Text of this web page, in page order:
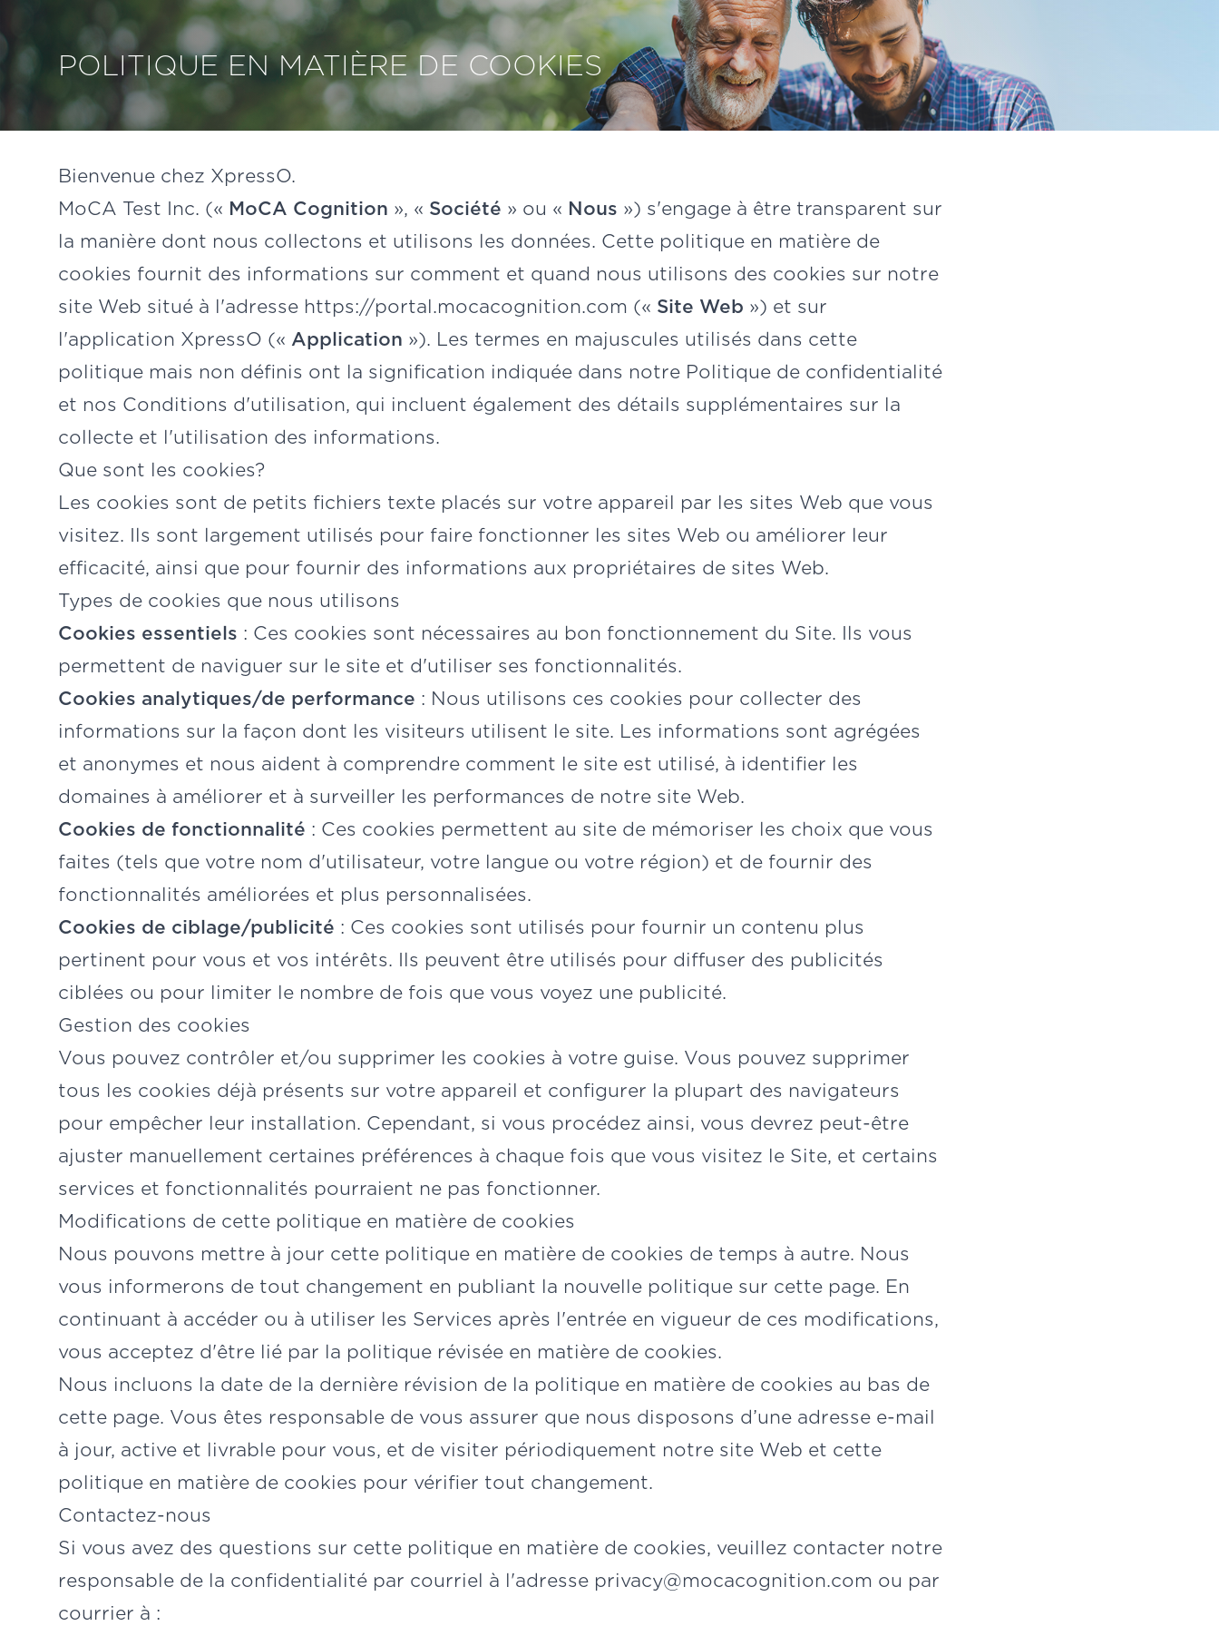
POLITIQUE EN MATIÈRE DE COOKIES
Bienvenue chez XpressO.
MoCA Test Inc. (« MoCA Cognition », « Société » ou « Nous ») s'engage à être transparent sur
la manière dont nous collectons et utilisons les données. Cette politique en matière de
cookies fournit des informations sur comment et quand nous utilisons des cookies sur notre
site Web situé à l'adresse https://portal.mocacognition.com (« Site Web ») et sur
l'application XpressO (« Application »). Les termes en majuscules utilisés dans cette
politique mais non définis ont la signification indiquée dans notre Politique de confidentialité
et nos Conditions d'utilisation, qui incluent également des détails supplémentaires sur la
collecte et l'utilisation des informations.
Que sont les cookies?
Les cookies sont de petits fichiers texte placés sur votre appareil par les sites Web que vous
visitez. Ils sont largement utilisés pour faire fonctionner les sites Web ou améliorer leur
efficacité, ainsi que pour fournir des informations aux propriétaires de sites Web.
Types de cookies que nous utilisons
Cookies essentiels : Ces cookies sont nécessaires au bon fonctionnement du Site. Ils vous
permettent de naviguer sur le site et d'utiliser ses fonctionnalités.
Cookies analytiques/de performance : Nous utilisons ces cookies pour collecter des
informations sur la façon dont les visiteurs utilisent le site. Les informations sont agrégées
et anonymes et nous aident à comprendre comment le site est utilisé, à identifier les
domaines à améliorer et à surveiller les performances de notre site Web.
Cookies de fonctionnalité : Ces cookies permettent au site de mémoriser les choix que vous
faites (tels que votre nom d'utilisateur, votre langue ou votre région) et de fournir des
fonctionnalités améliorées et plus personnalisées.
Cookies de ciblage/publicité : Ces cookies sont utilisés pour fournir un contenu plus
pertinent pour vous et vos intérêts. Ils peuvent être utilisés pour diffuser des publicités
ciblées ou pour limiter le nombre de fois que vous voyez une publicité.
Gestion des cookies
Vous pouvez contrôler et/ou supprimer les cookies à votre guise. Vous pouvez supprimer
tous les cookies déjà présents sur votre appareil et configurer la plupart des navigateurs
pour empêcher leur installation. Cependant, si vous procédez ainsi, vous devrez peut-être
ajuster manuellement certaines préférences à chaque fois que vous visitez le Site, et certains
services et fonctionnalités pourraient ne pas fonctionner.
Modifications de cette politique en matière de cookies
Nous pouvons mettre à jour cette politique en matière de cookies de temps à autre. Nous
vous informerons de tout changement en publiant la nouvelle politique sur cette page. En
continuant à accéder ou à utiliser les Services après l'entrée en vigueur de ces modifications,
vous acceptez d'être lié par la politique révisée en matière de cookies.
Nous incluons la date de la dernière révision de la politique en matière de cookies au bas de
cette page. Vous êtes responsable de vous assurer que nous disposons d’une adresse e-mail
à jour, active et livrable pour vous, et de visiter périodiquement notre site Web et cette
politique en matière de cookies pour vérifier tout changement.
Contactez-nous
Si vous avez des questions sur cette politique en matière de cookies, veuillez contacter notre
responsable de la confidentialité par courriel à l'adresse privacy@mocacognition.com ou par
courrier à :